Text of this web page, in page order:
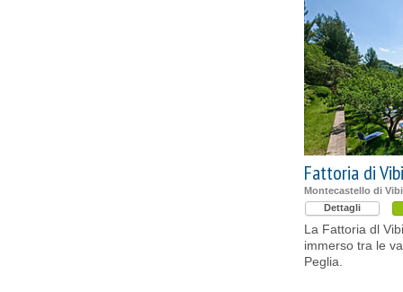
Fattoria di
Montecastello di
Dettagli
La Fattoria dl
immerso tra le
Peglia.